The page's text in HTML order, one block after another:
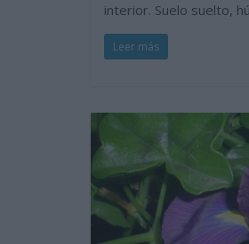
interior. Suelo suelto,
Leer más